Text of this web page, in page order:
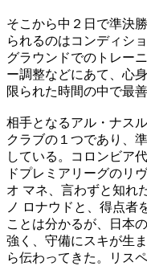
そこから中２日で準決
られるのはコンディシ
グラウンドでのトレー
ー調整などにあて、心
限られた時間の中で最
相手となるアル・ナス
クラブの１つであり、
している。コロンビア
ドプレミアリーグのリ
オ マネ、言わずと知れ
ノ ロナウドと、得点者
ことは分かるが、日本
強く、守備にスキが生
ら伝わってきた。リス